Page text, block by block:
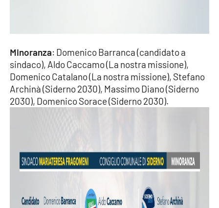
Laconair.it
Lacitymag.it
Lacapitalenews.it
Cosenzachannel.it
Catanzarochannel.it
Minoranza: Domenico Barranca (candidato a
sindaco), Aldo Caccamo (La nostra missione),
Domenico Catalano (La nostra missione), Stefano
Archinà (Siderno 2030), Massimo Diano (Siderno
2030), Domenico Sorace (Siderno 2030).